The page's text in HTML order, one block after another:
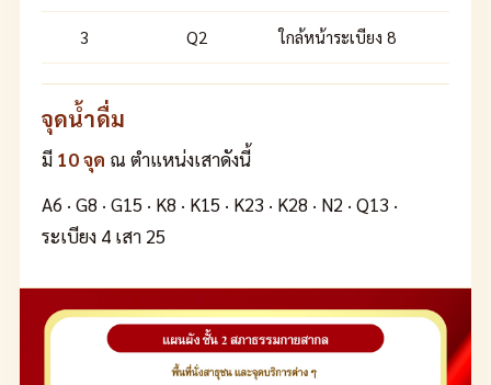
3 Q2 ใกล้หน้าระเบียง 8
จุดน้ำดื่ม
มี 10 จุด ณ ตำแหน่งเสาดังนี้
A6 · G8 · G15 · K8 · K15 · K23 · K28 · N2 · Q13 ·
ระเบียง 4 เสา 25